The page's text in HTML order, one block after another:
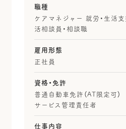
職種
ケアマネジャー 就労・生活
活相談員・相談職
雇用形態
正社員
資格・免許
普通自動車免許（AT限定可）
サービス管理責任者
仕事内容